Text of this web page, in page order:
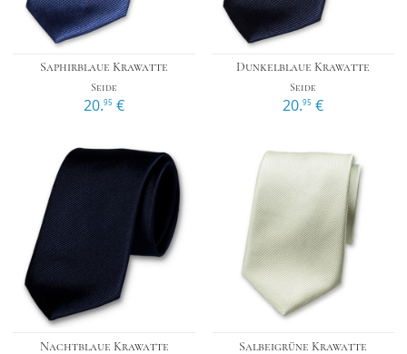
Saphirblaue Krawatte
Seide
20.95 €
Dunkelblaue Krawatte
Seide
20.95 €
Nachtblaue Krawatte Salbeigrüne Krawatte